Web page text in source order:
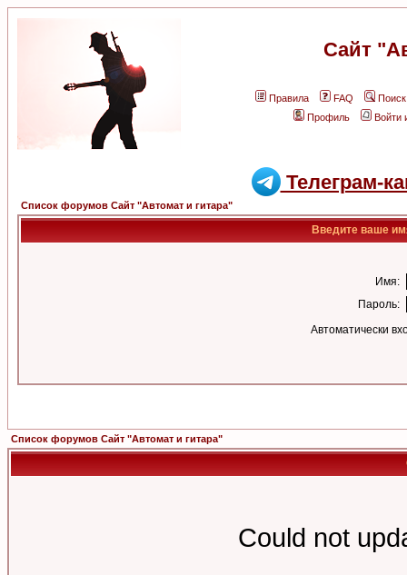
Сайт
Правила FAQ
Поиск
Профиль
Войти
Телеграм-
Список форумов Сайт "Автомат и гитара"
Введите ваше
Имя:
Пароль:
Автоматически
Список форумов Сайт "Автомат и гитара"
Could not